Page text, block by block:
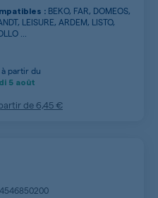
: BEKO, FAR, DOMEOS,
LEISURE, ARDEM, LISTO,
...
partir du
5 août
de 6,45 €